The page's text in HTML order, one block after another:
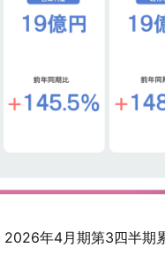
年4月期第3四半期